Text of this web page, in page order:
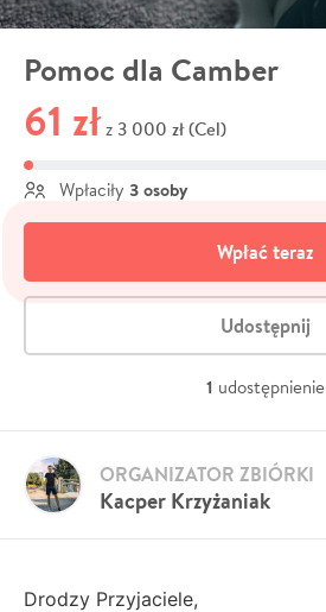
Pomoc dla Camber
61 zł z 3 000 zł (Cel)
Wpłaciły 3 osoby
Wpłać teraz
Udostępnij
1 udostępnienie
Kacper Krzyżaniak
ORGANIZATOR ZBIÓRKI
Drodzy Przyjaciele,